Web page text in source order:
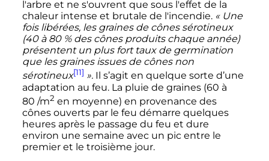
l'arbre et ne s'ouvrent que sous l'effet de la
chaleur intense et brutale de l'incendie. « Une
fois libérées, les graines de cônes sérotineux
(40 à 80 % des cônes produits chaque année)
présentent un plus fort taux de germination
que les graines issues de cônes non
sérotineux[11] ».Il s’agit en quelque sorte d’une
adaptation au feu. La pluie de graines (60 à
80 /m2 en moyenne) en provenance des
cônes ouverts par le feu démarre quelques
heures après le passage du feu et dure
environ une semaine avec un pic entre le
premier et le troisième jour.